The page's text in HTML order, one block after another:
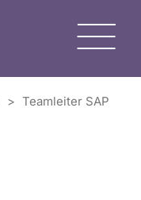
> Teamleiter SAP